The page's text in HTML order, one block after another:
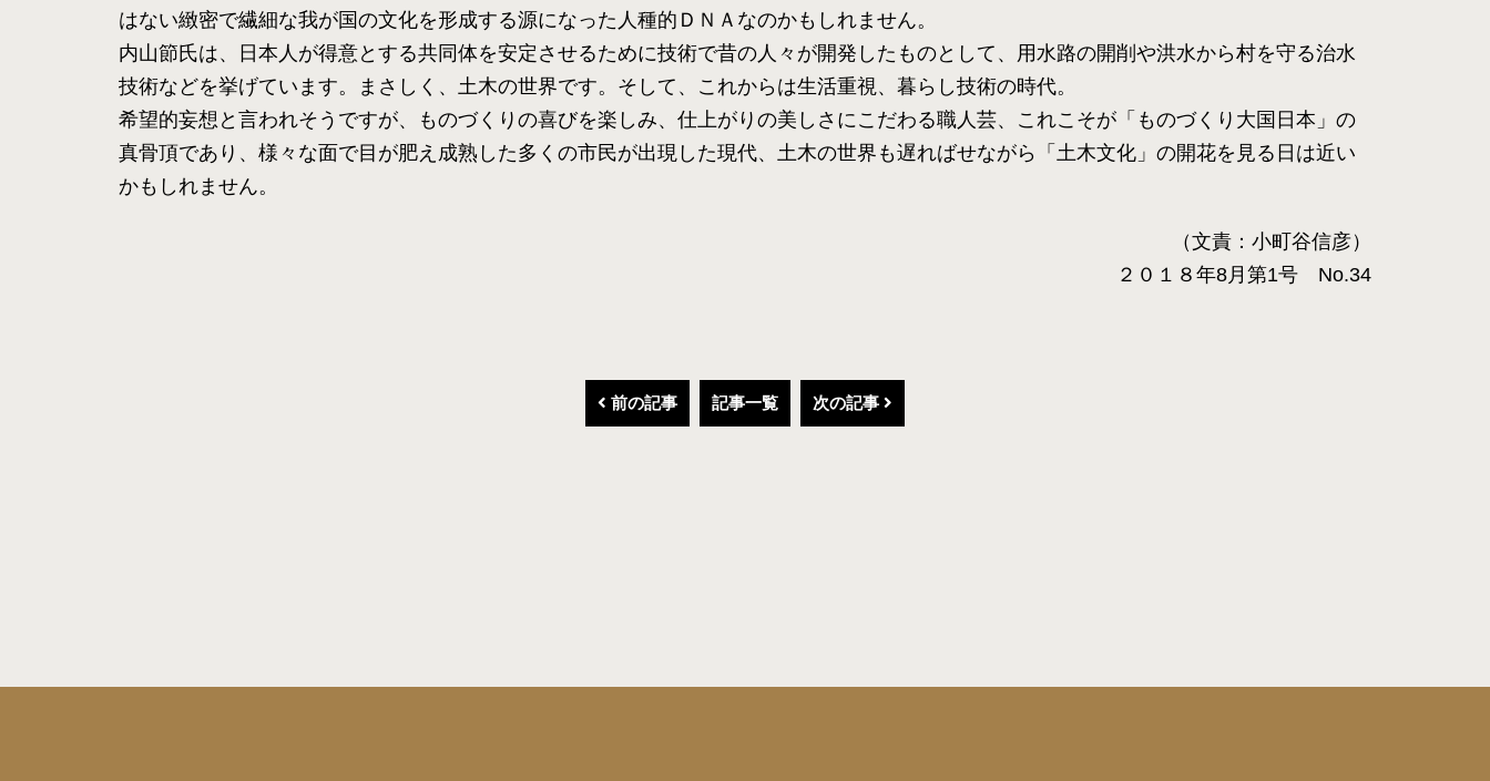
はない緻密で繊細な我が国の文化を形成する源になった人種的ＤＮＡなのかもしれません。
内山節氏は、日本人が得意とする共同体を安定させるために技術で昔の人々が開発したものとして、用水路の開削や洪水から村を守る治水
技術などを挙げています。まさしく、土木の世界です。そして、これからは生活重視、暮らし技術の時代。
希望的妄想と言われそうですが、ものづくりの喜びを楽しみ、仕上がりの美しさにこだわる職人芸、これこそが「ものづくり大国日本」の
真骨頂であり、様々な面で目が肥え成熟した多くの市民が出現した現代、土木の世界も遅ればせながら「土木文化」の開花を見る日は近い
かもしれません。
（文責：小町谷信彦）
２０１８年8月第1号 No.34
前の記事 記事一覧 次の記事